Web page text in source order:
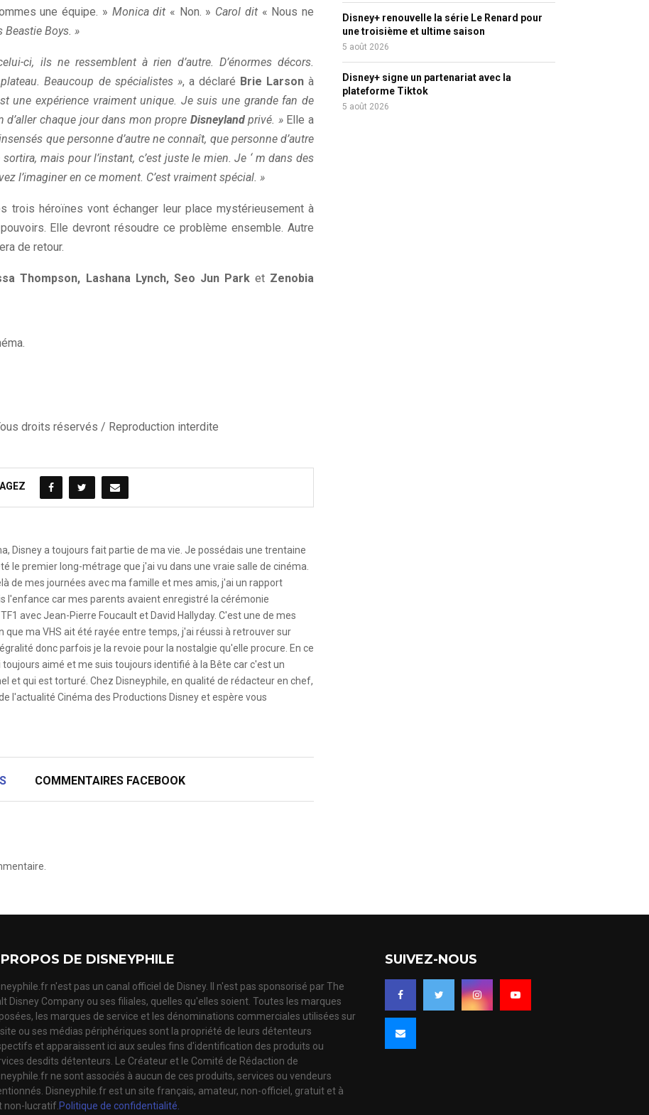
une équipe. » Monica dit « Non. » Carol dit « Nous ne
Beastie Boys. »
ci, ils ne ressemblent à rien d’autre. D’énormes décors.
Beaucoup de spécialistes », a déclaré Brie Larsonà
une expérience vraiment unique. Je suis une grande fan de
d’aller chaque jour dans mon propre Disneylandprivé. »Elle a
que personne d’autre ne connaît, que personne d’autre
mais pour l’instant, c’est juste le mien. Je ‘ m dans des
l’imaginer en ce moment. C’est vraiment spécial. »
trois héroïnes vont échanger leur place mystérieusement à
Elle devront résoudre ce problème ensemble. Autre
de retour.
Thompson, Lashana Lynch, Seo Jun Park etZenobia
droits réservés / Reproduction interdite
Disney a toujours fait partie de ma vie. Je possédais une trentaine
le premier long-métrage que j'ai vu dans une vraie salle de cinéma.
de mes journées avec ma famille et mes amis, j'ai un rapport
l'enfance car mes parents avaient enregistré la cérémonie
avec Jean-Pierre Foucault et David Hallyday. C'est une de mes
que ma VHS ait été rayée entre temps, j'ai réussi à retrouver sur
donc parfois je la revoie pour la nostalgie qu'elle procure. En ce
aimé et me suis toujours identifié à la Bête car c'est un
et qui est torturé. Chez Disneyphile, en qualité de rédacteur en chef,
l'actualité Cinéma des Productions Disney et espère vous
COMMENTAIRES FACEBOOK
Disney+ renouvelle la série Le Renard pour
une troisième et ultime saison
5 août 2026
Disney+ signe un partenariat avec la
plateforme Tiktok
5 août 2026
DE DISNEYPHILE
n'est pas un canal officiel de Disney. Il n'est pas sponsorisé par The
Disney Company ou ses filiales, quelles qu'elles soient. Toutes les marques
les marques de service et les dénominations commerciales utilisées sur
ou ses médias périphériques sont la propriété de leurs détenteurs
et apparaissent ici aux seules fins d'identification des produits ou
desdits détenteurs. Le Créateur et le Comité de Rédaction de
ne sont associés à aucun de ces produits, services ou vendeurs
Disneyphile.fr est un site français, amateur, non-officiel, gratuit et à
non-lucratif. Politique de confidentialité.
SUIVEZ-NOUS